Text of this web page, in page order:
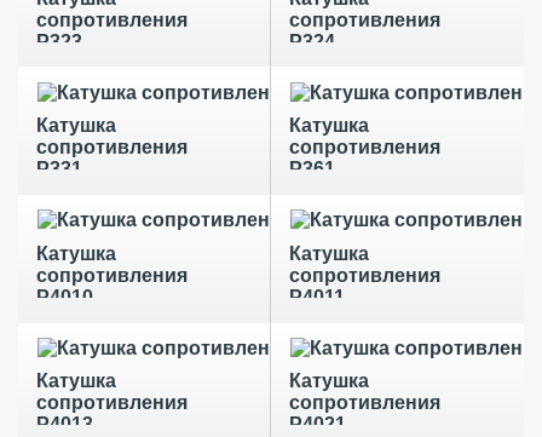
сопротивления
Р323
сопротивления
Р324
Катушка
сопротивления
Р331
Катушка
сопротивления
Р361
Катушка
сопротивления
Р4010
Катушка
сопротивления
Р4011
Катушка
сопротивления
Р4013
Катушка
сопротивления
Р4021